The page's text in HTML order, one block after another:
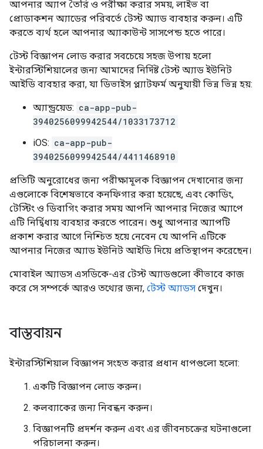
আপনার অ্যাপ তৈরি ও পরীক্ষা করার সময়, লাইভ বা
প্রোডাকশন অ্যাডের পরিবর্তে টেস্ট অ্যাড ব্যবহার করুন। এটি
করতে ব্যর্থ হলে আপনার অ্যাকাউন্ট সাসপেন্ড হতে পারে।
টেস্ট বিজ্ঞাপন লোড করার সবচেয়ে সহজ উপায় হলো
ইন্টারস্টিশিয়ালের জন্য আমাদের নির্দিষ্ট টেস্ট অ্যাড ইউনিট
আইডি ব্যবহার করা, যা ডিভাইস প্ল্যাটফর্ম অনুযায়ী ভিন্ন ভিন্ন হয়:
অ্যান্ড্রয়েড: ca-app-pub-
3940256099942544/1033173712
iOS: ca-app-pub-
3940256099942544/4411468910
প্রতিটি অনুরোধের জন্য পরীক্ষামূলক বিজ্ঞাপন দেখানোর জন্য
এগুলোকে বিশেষভাবে কনফিগার করা হয়েছে, এবং কোডিং,
টেস্টিং ও ডিবাগিং করার সময় আপনি আপনার নিজের অ্যাপে
এটি নির্দ্বিধায় ব্যবহার করতে পারেন। শুধু আপনার অ্যাপটি
প্রকাশ করার আগে নিশ্চিত হয়ে নেবেন যে আপনি এটিকে
আপনার নিজের অ্যাড ইউনিট আইডি দিয়ে প্রতিস্থাপন করেছেন।
মোবাইল অ্যাডস এসডিকে-এর টেস্ট অ্যাডগুলো কীভাবে কাজ
করে সে সম্পর্কে আরও তথ্যের জন্য, টেস্ট অ্যাডস দেখুন।
বাস্তবায়ন
ইন্টারস্টিশিয়াল বিজ্ঞাপন সংহত করার প্রধান ধাপগুলো হলো:
একটি বিজ্ঞাপন লোড করুন।
কলব্যাকের জন্য নিবন্ধন করুন।
বিজ্ঞাপনটি প্রদর্শন করুন এবং এর জীবনচক্রের ঘটনাগুলো
পরিচালনা করুন।